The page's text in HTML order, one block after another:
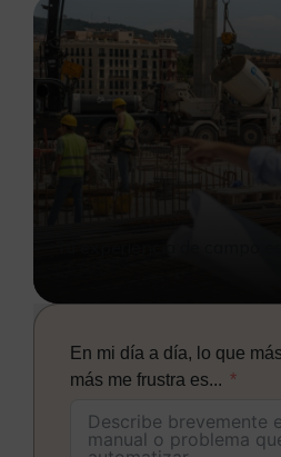
En mi día a día, lo que
más me frustra es...